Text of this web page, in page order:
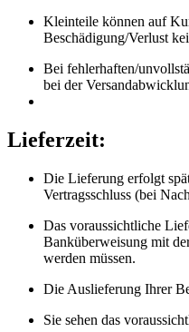
Kleinteile können auf
Beschädigung/Verlust
Bei fehlerhaften/
bei der
Lieferzeit:
Die Lieferung erfolgt
Vertragsschluss (bei
Das voraussichtliche
Banküberweisung mit
werden müssen.
Die Auslieferung Ihrer
Sie sehen das